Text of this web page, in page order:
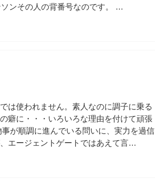
ンその人の背番号なのです。 …
は使われません。素人なのに調子に乗る
癖に・・・いろいろな理由を付けて頑張
が順調に進んでいる問いに、実力を過信
エージェントゲートではあえて言…